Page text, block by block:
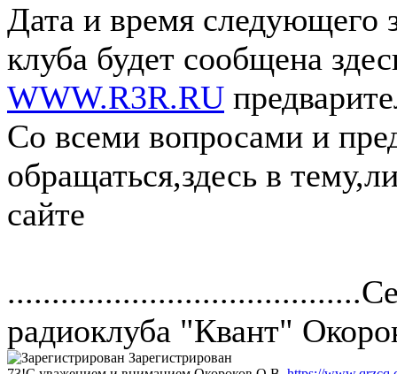
Дата и время следующего
клуба будет сообщена
WWW.R3R.RU
Со всеми вопросами и
обращаться,здесь в
сайте
радиоклуба "Квант"
Зарегистрирован